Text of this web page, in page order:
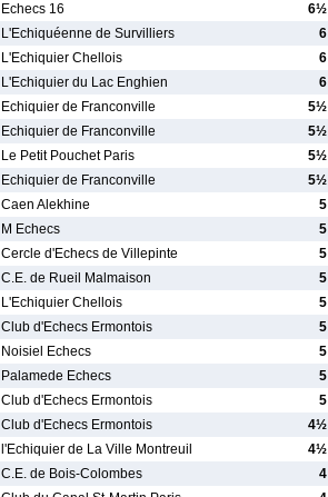
Echecs 16 6½
L'Echiquéenne de Survilliers 6
L'Echiquier Chellois 6
L'Echiquier du Lac Enghien 6
Echiquier de Franconville 5½
Echiquier de Franconville 5½
Le Petit Pouchet Paris 5½
Echiquier de Franconville 5½
Caen Alekhine 5
M Echecs 5
Cercle d'Echecs de Villepinte 5
C.E. de Rueil Malmaison 5
L'Echiquier Chellois 5
Club d'Echecs Ermontois 5
Noisiel Echecs 5
Palamede Echecs 5
Club d'Echecs Ermontois 5
Club d'Echecs Ermontois 4½
l'Echiquier de La Ville Montreuil 4½
C.E. de Bois-Colombes 4